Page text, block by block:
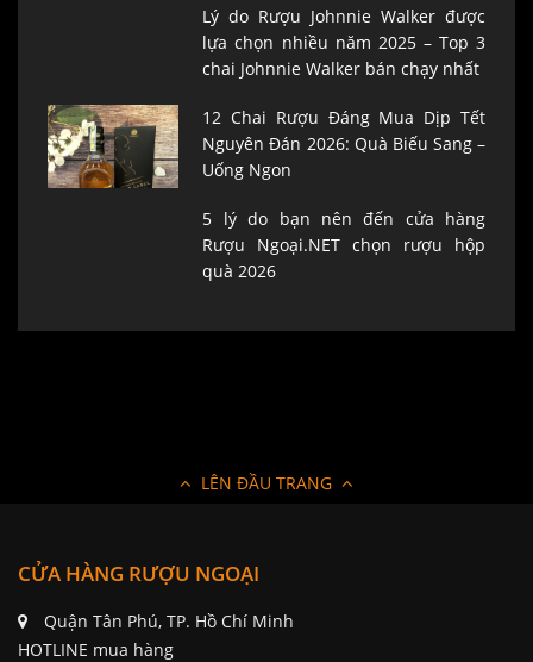
Lý do Rượu Johnnie Walker được
lựa chọn nhiều năm 2025 – Top 3
chai Johnnie Walker bán chạy nhất
12 Chai Rượu Đáng Mua Dịp Tết
Nguyên Đán 2026: Quà Biếu Sang –
Uống Ngon
5 lý do bạn nên đến cửa hàng
Rượu Ngoại.NET chọn rượu hộp
quà 2026
LÊN ĐẦU TRANG
CỬA HÀNG RƯỢU NGOẠI
Quận Tân Phú, TP. Hồ Chí Minh
HOTLINE mua hàng